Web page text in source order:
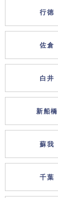
行徳
佐倉
白井
新船橋
蘇我
千葉